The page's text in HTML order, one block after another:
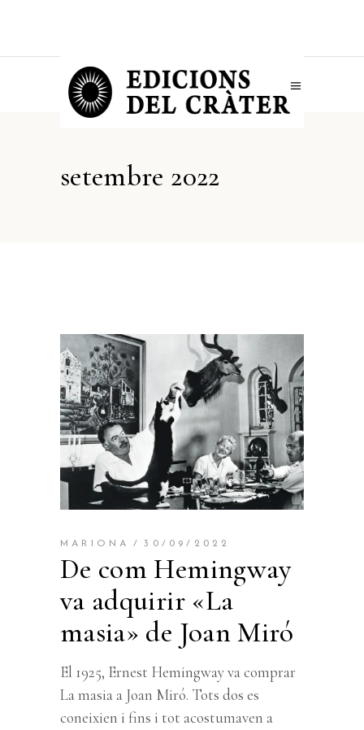
setembre 2022
MARIONA 30/09/2022
De com Hemingway
va adquirir «La
masia» de Joan Miró
El 1925, Ernest Hemingway va comprar
La masia a Joan Miró. Tots dos es
coneixien i fins i tot acostumaven a